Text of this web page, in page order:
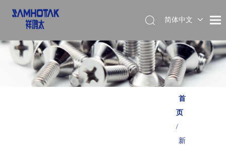
简体中文
首
页
/
新